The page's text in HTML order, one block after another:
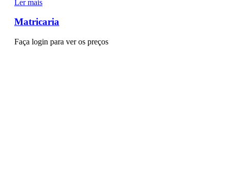
Ler mais
Matricaria
Faça login para ver os preços